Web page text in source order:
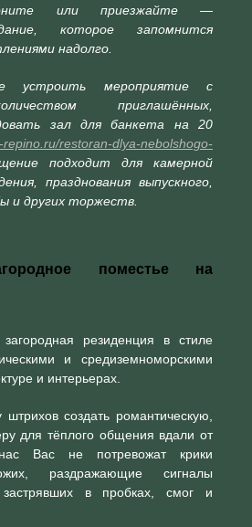
или приезжайте —
которое запомнится
надолго.
устроить мероприятие с
приглашённых,
зал для банкета на 20
repino.ru/restoran-dlya-nebolshogo-
подходит для камерной
празднования выпускного,
и других торжеств.
поместье на
резиденция в стиле
и средиземноморскими
и интерьерах.
создать романтическую,
для тёплого общения вдали от
Вас не потревожат крики
раздражающие сигналы
в пробках, смог и